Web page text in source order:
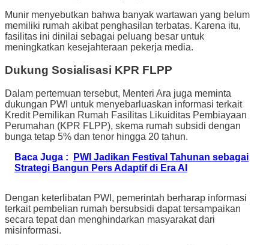
Munir menyebutkan bahwa banyak wartawan yang belum
memiliki rumah akibat penghasilan terbatas. Karena itu,
fasilitas ini dinilai sebagai peluang besar untuk
meningkatkan kesejahteraan pekerja media.
Dukung Sosialisasi KPR FLPP
Dalam pertemuan tersebut, Menteri Ara juga meminta
dukungan PWI untuk menyebarluaskan informasi terkait
Kredit Pemilikan Rumah Fasilitas Likuiditas Pembiayaan
Perumahan (KPR FLPP), skema rumah subsidi dengan
bunga tetap 5% dan tenor hingga 20 tahun.
Baca Juga :
PWI Jadikan Festival Tahunan sebagai
Strategi Bangun Pers Adaptif di Era AI
Dengan keterlibatan PWI, pemerintah berharap informasi
terkait pembelian rumah bersubsidi dapat tersampaikan
secara tepat dan menghindarkan masyarakat dari
misinformasi.